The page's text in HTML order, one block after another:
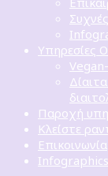
Υπηρεσίες
Παροχή
Κλείστε
Επικοινωνία
Infographics